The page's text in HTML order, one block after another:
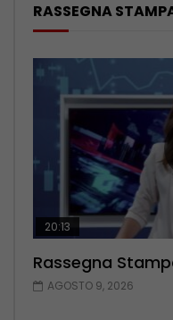
RASSEGNA
20:13
Rassegna
AGOSTO 9, 2026
14:03
Rassegna
AGOSTO 8, 2026